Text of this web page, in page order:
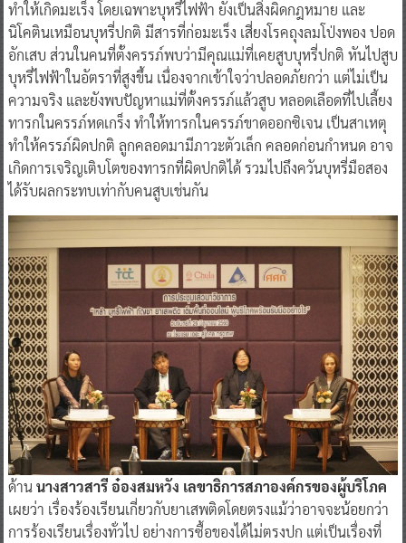
ทำให้เกิดมะเร็ง โดยเฉพาะบุหรี่ไฟฟ้า ยังเป็นสิ่งผิดกฎหมาย และ
นิโคตินเหมือนบุหรี่ปกติ มีสารที่ก่อมะเร็ง เสี่ยงโรคถุงลมโป่งพอง ปอด
อักเสบ ส่วนในคนที่ตั้งครรภ์พบว่ามีคุณแม่ที่เคยสูบบุหรี่ปกติ หันไปสูบ
บุหรี่ไฟฟ้าในอัตราที่สูงขึ้น เนื่องจากเข้าใจว่าปลอดภัยกว่า แต่ไม่เป็น
ความจริง และยังพบปัญหาแม่ที่ตั้งครรภ์แล้วสูบ หลอดเลือดที่ไปเลี้ยง
ทารกในครรภ์หดเกร็ง ทำให้ทารกในครรภ์ขาดออกซิเจน เป็นสาเหตุ
ทำให้ครรภ์ผิดปกติ ลูกคลอดมามีภาวะตัวเล็ก คลอดก่อนกำหนด อาจ
เกิดการเจริญเติบโตของทารกที่ผิดปกติได้ รวมไปถึงควันบุหรี่มือสอง
ได้รับผลกระทบเท่ากับคนสูบเช่นกัน
ด้านนางสาวสารี อ๋องสมหวัง เลขาธิการสภาองค์กรของผู้บริโภค
เผยว่า เรื่องร้องเรียนเกี่ยวกับยาเสพติดโดยตรงแม้ว่าอาจจะน้อยกว่า
การร้องเรียนเรื่องทั่วไป อย่างการซื้อของได้ไม่ตรงปก แต่เป็นเรื่องที่